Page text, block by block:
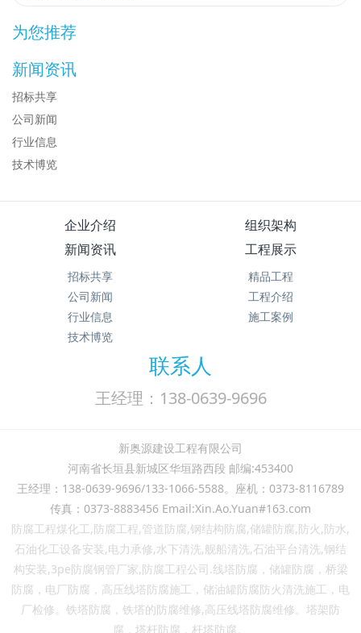
为您推荐
新闻资讯
招标共享
公司新闻
行业信息
技术博览
企业介绍
组织架构
新闻资讯
招标共享
公司新闻
行业信息
技术博览
工程展示
精品工程
工程介绍
施工案例
联系人
王经理：138-0639-9696
新奥源建设工程有限公司
河南省长垣县新城区华垣路西段 邮编:453400
王经理：138-0639-9696/133-1066-5588。座机：0373-8116789
传真：0373-8883456 Email:Xin.Ao.Yuan#163.com
防腐工程煤化工,防腐工程,管道防腐,钢结构防腐,储罐防腐,防火,防水,
石油化工设备安装,电力承修,水下清洗,舰船清洗,石油平台清洗,钢结
构安装,3pe防腐钢管厂家,防腐工程公司.线塔防腐，储罐防腐，桥梁
防腐，电厂防腐，高压线塔防腐施工，储油罐防腐防火清洗施工，电
厂检修。铁塔防腐，铁塔的防腐维修,高压线塔防腐维修。塔架防
腐， 塔杆防腐， 杆塔防腐。